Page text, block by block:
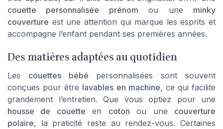
couette personnalisée prénom ou une minky
couverture est une attention qui marque les esprits et
accompagne l’enfant pendant ses premières années.
Des matières adaptées au quotidien
Les couettes bébé personnalisées sont souvent
conçues pour être lavables en machine, ce qui facilite
grandement l’entretien. Que vous optiez pour une
housse de couette en coton ou une couverture
polaire, la praticité reste au rendez-vous. Certaines